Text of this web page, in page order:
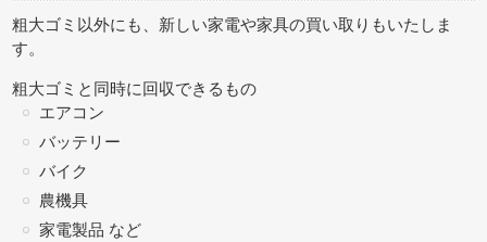
粗大ゴミ以外にも、新しい家電や家具の買い取りもいたしま
す。
粗大ゴミと同時に回収できるもの
エアコン
バッテリー
バイク
農機具
家電製品 など